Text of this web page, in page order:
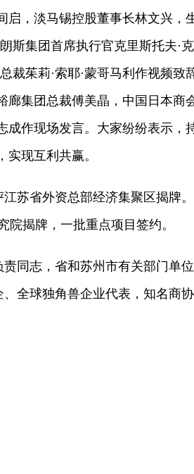
启，淡马锡控股董事长林文兴，
斯集团首席执行官克里斯托夫·
裁茱莉·索耶·蒙哥马利作视频
廊集团总裁傅美晶，中国日本商
成作现场发言。大家纷纷表示，
现互利共赢。
苏省外资总部经济集聚区揭牌
揭牌，一批重点项目签约。
同志，省和苏州市有关部门单
全球独角兽企业代表，知名商
潮
些传统服装企业加速布局这一新